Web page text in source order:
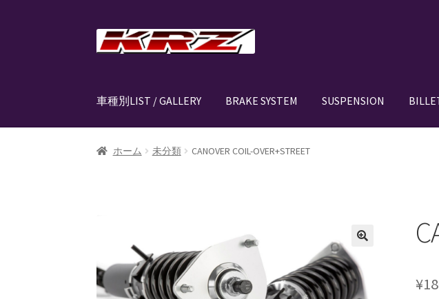
ナ
ビ
シ
へ
コ
ン
ツ
キ
車種別LIST / GALLERY BRAKE SYSTEM SUSPENSION
ホーム AIR SUSPENSION KIT AIR SUSPENSION SETUP GALLERY
CLASSIC FORGED one-off billet wheel for LOWRODCOIL-OVER STRUT
EZ-AIR パワーユニット SYSTEMGROUNDDESIGNSHOLIX FORGED USA
ホーム 未分類 CANOVER COIL-OVER+STREET
¥